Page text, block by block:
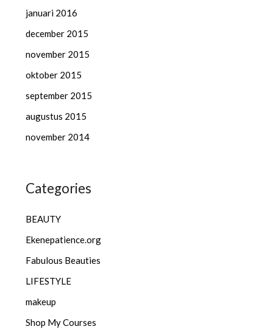
januari 2016
december 2015
november 2015
oktober 2015
september 2015
augustus 2015
november 2014
Categories
BEAUTY
Ekenepatience.org
Fabulous Beauties
LIFESTYLE
makeup
Shop My Courses